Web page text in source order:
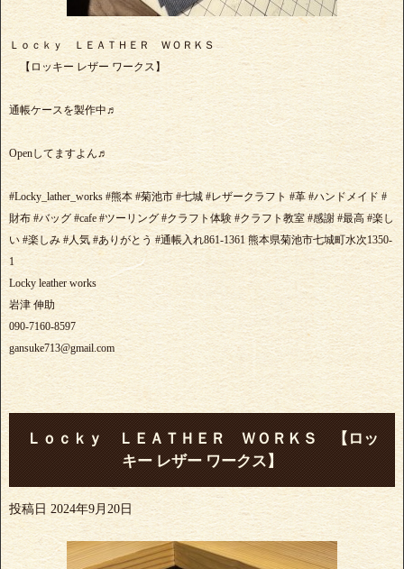
Ｌｏｃｋｙ ＬＥＡＴＨＥＲ ＷＯＲＫＳ
【ロッキー レザー ワークス】
通帳ケースを製作中♬
Openしてますよん♬
#Locky_lather_works #熊本 #菊池市 #七城 #レザークラフト #革 #ハンドメイド #
財布 #バッグ #cafe #ツーリング #クラフト体験 #クラフト教室 #感謝 #最高 #楽し
い #楽しみ #人気 #ありがとう #通帳入れ861-1361 熊本県菊池市七城町水次1350-
1
Locky leather works
岩津 伸助
090-7160-8597
gansuke713@gmail.com
Ｌｏｃｋｙ ＬＥＡＴＨＥＲ ＷＯＲＫＳ 【ロッ
キー レザー ワークス】
投稿日 2024年9月20日